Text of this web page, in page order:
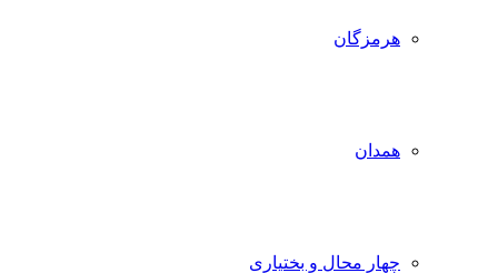
هرمزگان
همدان
چهار محال و بختیاری